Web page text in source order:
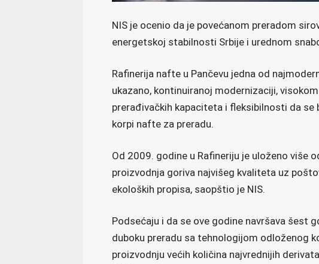
NIS je ocenio da je povećanom preradom
energetskoj stabilnosti Srbije i urednom
Rafinerija nafte u Pančevu jedna od
ukazano, kontinuiranoj modernizaciji,
prerađivačkih kapaciteta i fleksibilnosti da
korpi nafte za preradu.
Od 2009. godine u Rafineriju je uloženo više
proizvodnja goriva najvišeg kvaliteta uz
ekoloških propisa, saopštio je NIS.
Podsećaju i da se ove godine navršava šest
duboku preradu sa tehnologijom odloženog
proizvodnju većih količina najvrednijih